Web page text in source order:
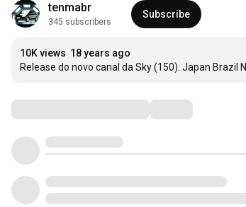
tenmabr
345 subscribers
Subscribe
10K views 18 years ago
Release do novo canal da Sky (150). Japan Brazil